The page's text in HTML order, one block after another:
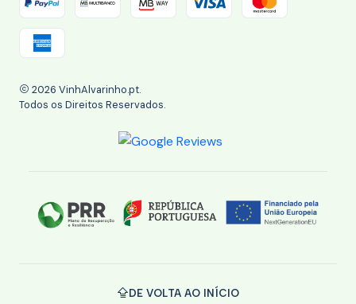
2026 VinhAlvarinho.pt.
Todos os Direitos Reservados.
DE VOLTA AO INÍCIO